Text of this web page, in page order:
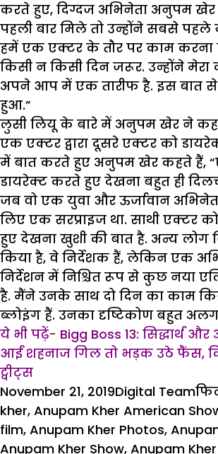
करते हुए, दिग्दज अभिनेता अनुपम
पहली बार मिले तो उन्होंने सबसे पहले
हमें एक एक्टर के तौर पर काम करना
किसी न किसी दिन जरूर. उन्होंने मेरा
अपने आप में एक तारीफ है. इस बात
हुआ.”
लुसी लियू के बारे में अनुपम खेर ने
एक एक्टर द्वारा दूसरे एक्टर को
में बात करते हुए अनुपम खेर कहते हैं,
डायरेक्ट करते हुए देखना बहुत ही
जब वो एक युवा और ऊर्जावान
लिए एक सरप्राइज था. साथी एक्टर
हुए देखना खुशी की बात है. अन्य लोग
किया है, वे निर्देशक हैं, लेकिन एक
निर्देशन में निश्चित रूप से कुछ नया
है. मैंने उनके साथ दो दिन का काम
ब्लोइंग हैं. उनका दृष्टिकोण बहुत अलग
ये भी पढ़ें- Bigg Boss 13: सिद्धार्थ
आईं शहनाज गिल तो भड़क उठे फैंस,
ट्वीट्स
Posted
on
November 21, 2019Author
Digital Team
kher, Anupam Kher American
film, Anupam Kher Photos,
Anupam Kher Show, Anupam